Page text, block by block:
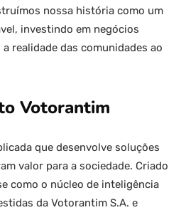
nossa história como um
investindo em negócios
realidade das comunidades ao
Votorantim
que desenvolve soluções
valor para a sociedade. Criado
como o núcleo de inteligência
da Votorantim S.A. e